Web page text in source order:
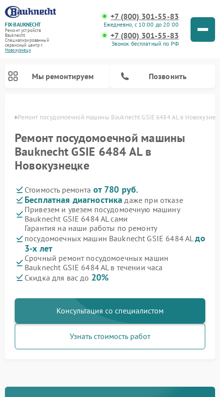
FIX-BAUKNECHT
Ремонт устройств
Bauknecht
Специализированный
cервисный центр г.
Новокузнецк
+7 (800) 301-55-83
Ежедневно, с 10:00 до 20:00
+7 (800) 301-55-83
Звонок бесплатный по РФ
Мы ремонтируем Позвонить
Ремонт посудомоечной машины Bauknecht GSIE 6484 AL в
Ремонт посудомоечной машины
Bauknecht GSIE 6484 AL в
Новокузнецке
Стоимость ремонта от 780 руб.
Бесплатная диагностика даже при отказе
Привезем и увезем посудомоечную машину
Bauknecht GSIE 6484 AL сами
Гарантия на наши работы по ремонту
посудомоечных машин Bauknecht GSIE 6484 ALдо
3-х лет
Срочный ремонт посудомоечных машин
Bauknecht GSIE 6484 AL в течении часа
Скидка для вас до 20%
Консультация со специалистом
Узнать стоимость работ